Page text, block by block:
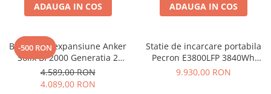
Invertoare Off-grid
Acumulatori de stocare
Iluminat solar
ADAUGA IN COS ADAUGA IN COS
-500 RON
Baterie de expansiune Anker
Solix BP2000 Generatia 2
pentru Anker Solix C2000 Gen
2, 2048Wh
4.589,00 RON
4.089,00 RON
Statie de incarcare portabila
Pecron E3800LFP 3840Wh
4200W + Carucior CADOU
9.930,00 RON